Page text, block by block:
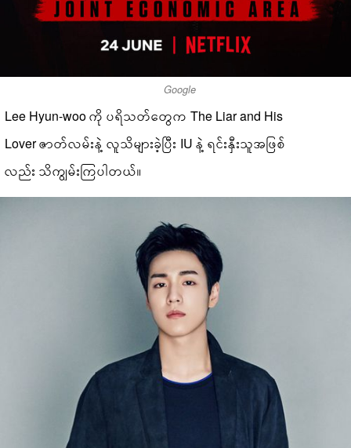
Google
Lee Hyun-woo ကို ပရိသတ်တွေက The Liar and His
Lover ဇာတ်လမ်းနဲ့ လူသိများခဲ့ပြီး IU နဲ့ ရင်းနှီးသူအဖြစ်
လည်း သိကျွမ်းကြပါတယ်။